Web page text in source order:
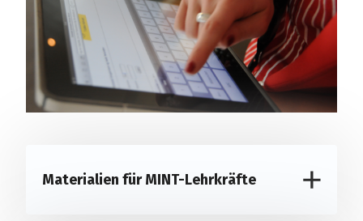
Materialien für MINT-Lehrkräfte